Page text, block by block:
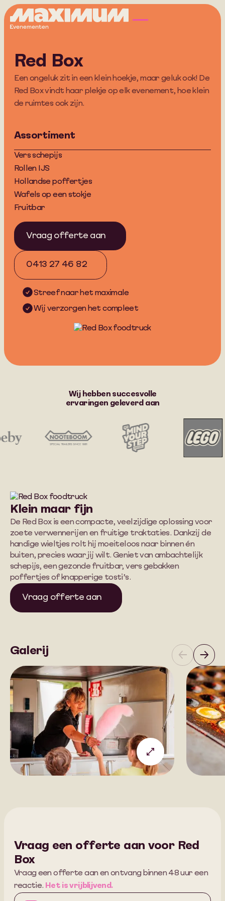
Red Box
Een ongeluk zit in een klein hoekje, maar geluk ook! De
Red Box vindt haar plekje op elk evenement, hoe klein
de ruimtes ook zijn.
Product
specificaties
Assortiment
Vers schepijs
Rollen IJS
Hollandse poffertjes
Wafels op een stokje
Fruitbar
Vraag offerte aan
0413 27 46 82
Streef naar het maximale
Wij verzorgen het compleet
Wij
succesvolle
aan
Wij hebben succesvolle
ervaringen geleverd aan
Klein maar fijn
De Red Box is een compacte, veelzijdige oplossing voor
zoete verwennerijen en fruitige traktaties. Dankzij de
handige wieltjes rolt hij moeiteloos naar binnen én
buiten, precies waar jij wilt. Geniet van ambachtelijk
schepijs, een gezonde fruitbar, vers gebakken
poffertjes of knapperige tosti’s.
Vraag offerte aan
Galerij
Vraag een offerte aan voor Red
Box
Vraag een offerte aan en ontvang binnen 48 uur een
reactie. Het is vrijblijvend.